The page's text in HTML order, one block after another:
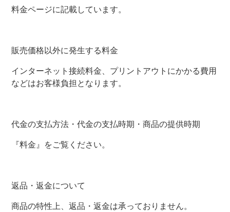
料金ページに記載しています。
販売価格以外に発生する料金
インターネット接続料金、プリントアウトにかかる費用
などはお客様負担となります。
代金の支払方法・代金の支払時期・商品の提供時期
『料金』をご覧ください。
返品・返金について
商品の特性上、返品・返金は承っておりません。